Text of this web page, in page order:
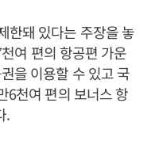
한돼 있다는 주장을 놓
여 편의 항공편 가운
을 이용할 수 있고 국
6천여 편의 보너스 항
.